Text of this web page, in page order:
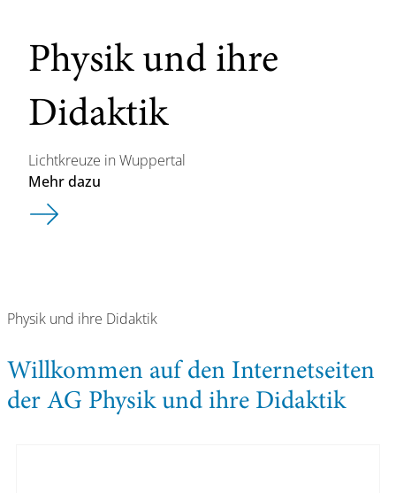
Physik und ihre
Didaktik
Lichtkreuze in Wuppertal
Mehr dazu
Physik und ihre Didaktik
Willkommen auf den Internetseiten
der AG Physik und ihre Didaktik